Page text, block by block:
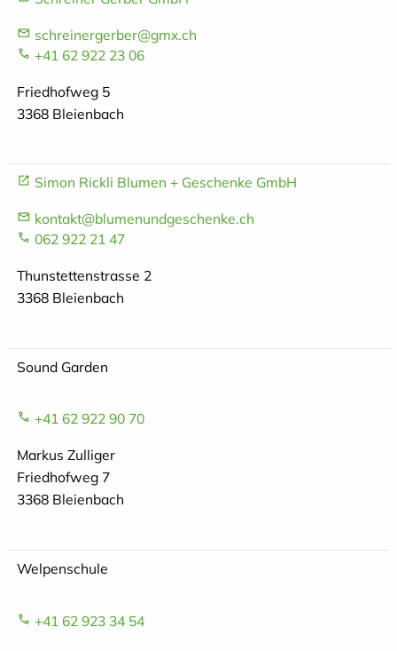
schreinergerber@gmx.ch
+41 62 922 23 06
Friedhofweg 5
3368 Bleienbach
Simon Rickli Blumen + Geschenke GmbH
kontakt@blumenundgeschenke.ch
062 922 21 47
Thunstettenstrasse 2
3368 Bleienbach
Sound Garden
+41 62 922 90 70
Markus Zulliger
Friedhofweg 7
3368 Bleienbach
Welpenschule
+41 62 923 34 54